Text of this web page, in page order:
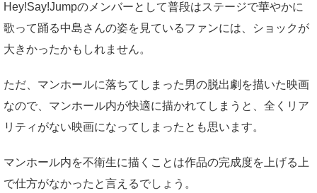
Hey!Say!Jumpのメンバーとして普段はステージで華やかに
歌って踊る中島さんの姿を見ているファンには、ショックが
大きかったかもしれません。
ただ、マンホールに落ちてしまった男の脱出劇を描いた映画
なので、マンホール内が快適に描かれてしまうと、全くリア
リティがない映画になってしまったとも思います。
マンホール内を不衛生に描くことは作品の完成度を上げる上
で仕方がなかったと言えるでしょう。